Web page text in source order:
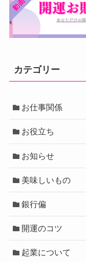
カテゴリー
お仕事関係
お役立ち
お知らせ
美味しいもの
銀行偏
開運のコツ
起業について